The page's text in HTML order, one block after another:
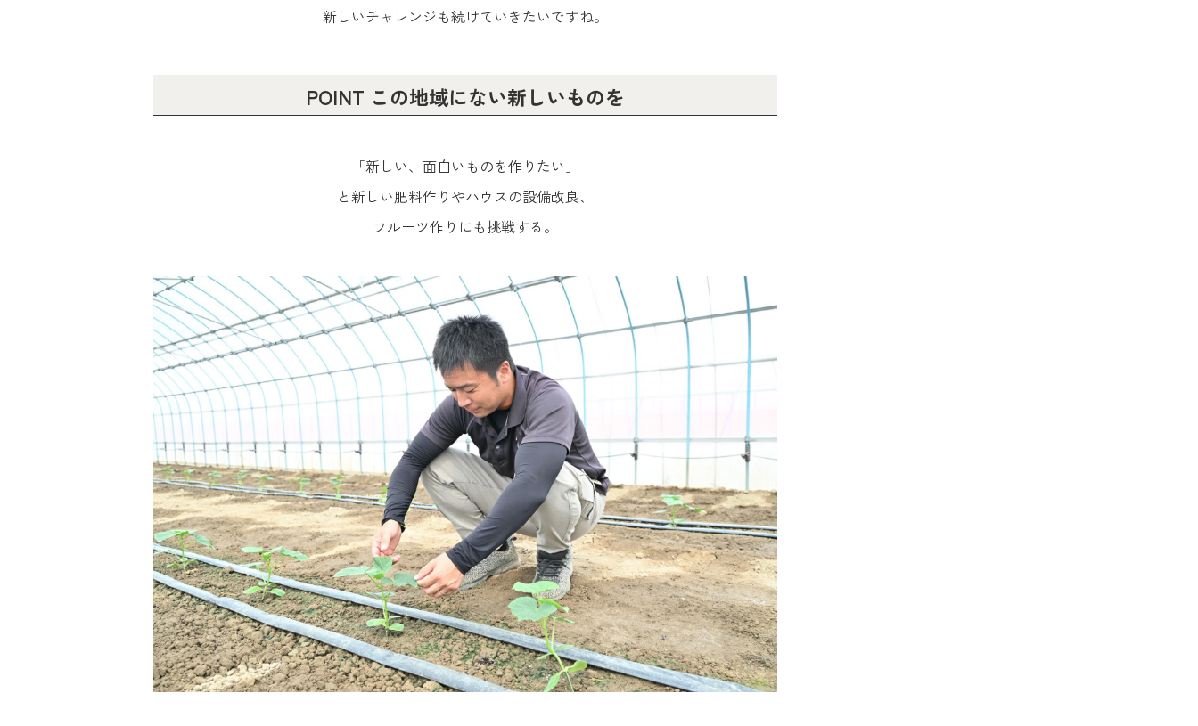
新しいチャレンジも続けていきたいですね。
POINT この地域にない新しいものを
「新しい、面白いものを作りたい」
と新しい肥料作りやハウスの設備改良、
フルーツ作りにも挑戦する。